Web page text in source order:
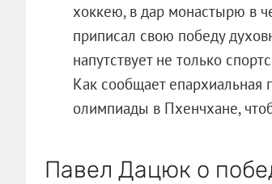
хоккею, в дар монастырю в
приписал свою победу
напутствует не только
Как сообщает епархиальная
олимпиады в Пхенчхане,
Павел Дацюк о